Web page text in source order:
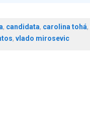
, candidata, carolina tohá,
, vlado mirosevic